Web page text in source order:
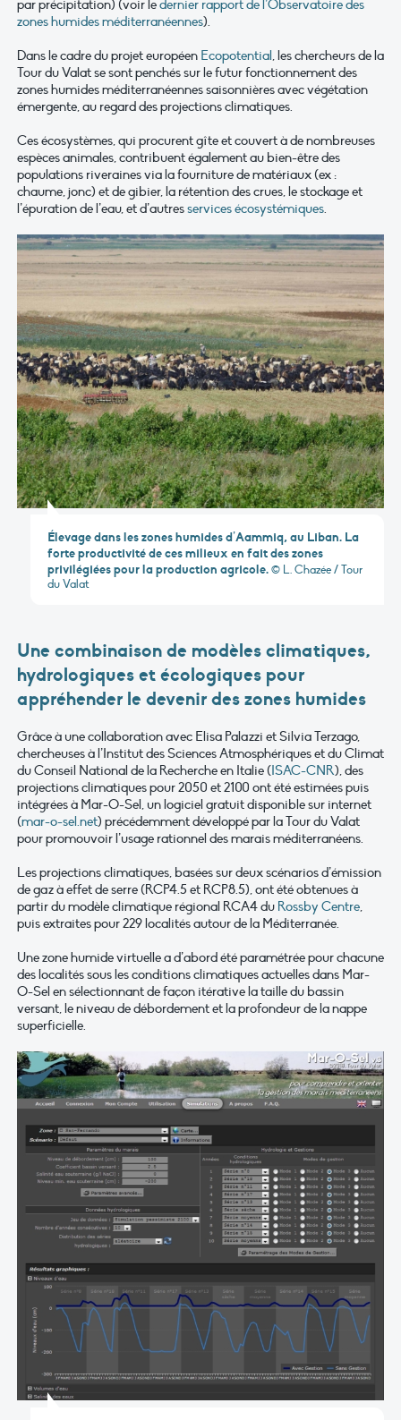
par précipitation) (voir ledernier rapport de l’Observatoire des
zones humides méditerranéennes).
Dans le cadre du projet européen Ecopotential, les chercheurs de la
Tour du Valat se sont penchés sur le futur fonctionnement des
zones humides méditerranéennes saisonnières avec végétation
émergente, au regard des projections climatiques.
Ces écosystèmes, qui procurent gîte et couvert à de nombreuses
espèces animales, contribuent également au bien-être des
populations riveraines via la fourniture de matériaux (ex :
chaume, jonc) et de gibier, la rétention des crues, le stockage et
l’épuration de l’eau, et d’autresservices écosystémiques.
Élevage dans les zones humides d’Aammiq, au Liban. La
forte productivité de ces milieux en fait des zones
privilégiées pour la production agricole.© L. Chazée / Tour
du Valat
Une combinaison de modèles climatiques,
hydrologiques et écologiques pour
appréhender le devenir des zones humides
Grâce à une collaboration avec Elisa Palazzi et Silvia Terzago,
chercheuses à l’Institut des Sciences Atmosphériques et du Climat
du Conseil National de la Recherche en Italie (ISAC-CNR), des
projections climatiques pour 2050 et 2100 ont été estimées puis
intégrées à Mar-O-Sel, un logiciel gratuit disponible sur internet
(mar-o-sel.net) précédemment développé par la Tour du Valat
pour promouvoir l’usage rationnel des marais méditerranéens.
Les projections climatiques, basées sur deux scénarios d’émission
de gaz à effet de serre (RCP4.5 et RCP8.5), ont été obtenues à
partir du modèle climatique régional RCA4 du Rossby Centre,
puis extraites pour 229 localités autour de la Méditerranée.
Une zone humide virtuelle a d’abord été paramétrée pour chacune
des localités sous les conditions climatiques actuelles dans Mar-
O-Sel en sélectionnant de façon itérative la taille du bassin
versant, le niveau de débordement et la profondeur de la nappe
superficielle.